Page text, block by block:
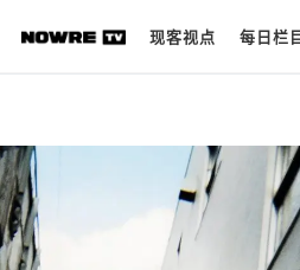
现客视点 每日栏
客视点